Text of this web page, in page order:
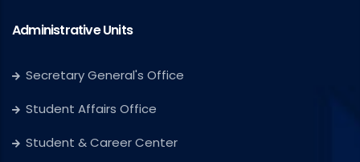
Administrative Units
Secretary General's Office
Student Affairs Office
Student & Career Center